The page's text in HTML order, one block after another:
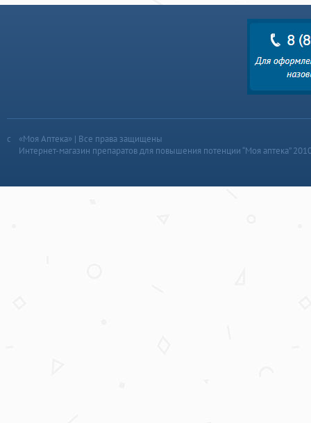
«Моя Аптека» | Все права защищены
Интернет-магазин препаратов для повышения потенции “Моя аптека”